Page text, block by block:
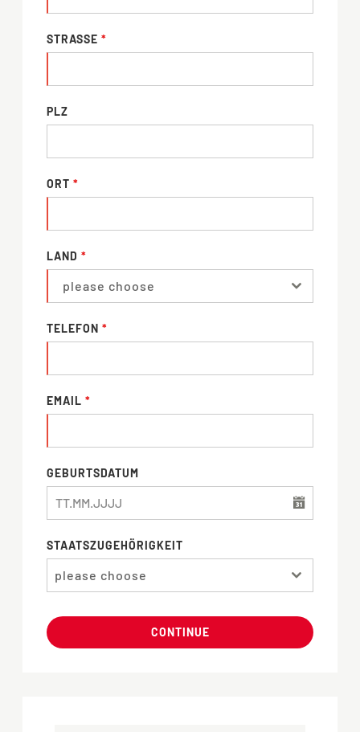
STRASSE *
PLZ
ORT *
LAND *
please choose
TELEFON *
EMAIL *
GEBURTSDATUM
STAATSZUGEHÖRIGKEIT
please choose
CONTINUE